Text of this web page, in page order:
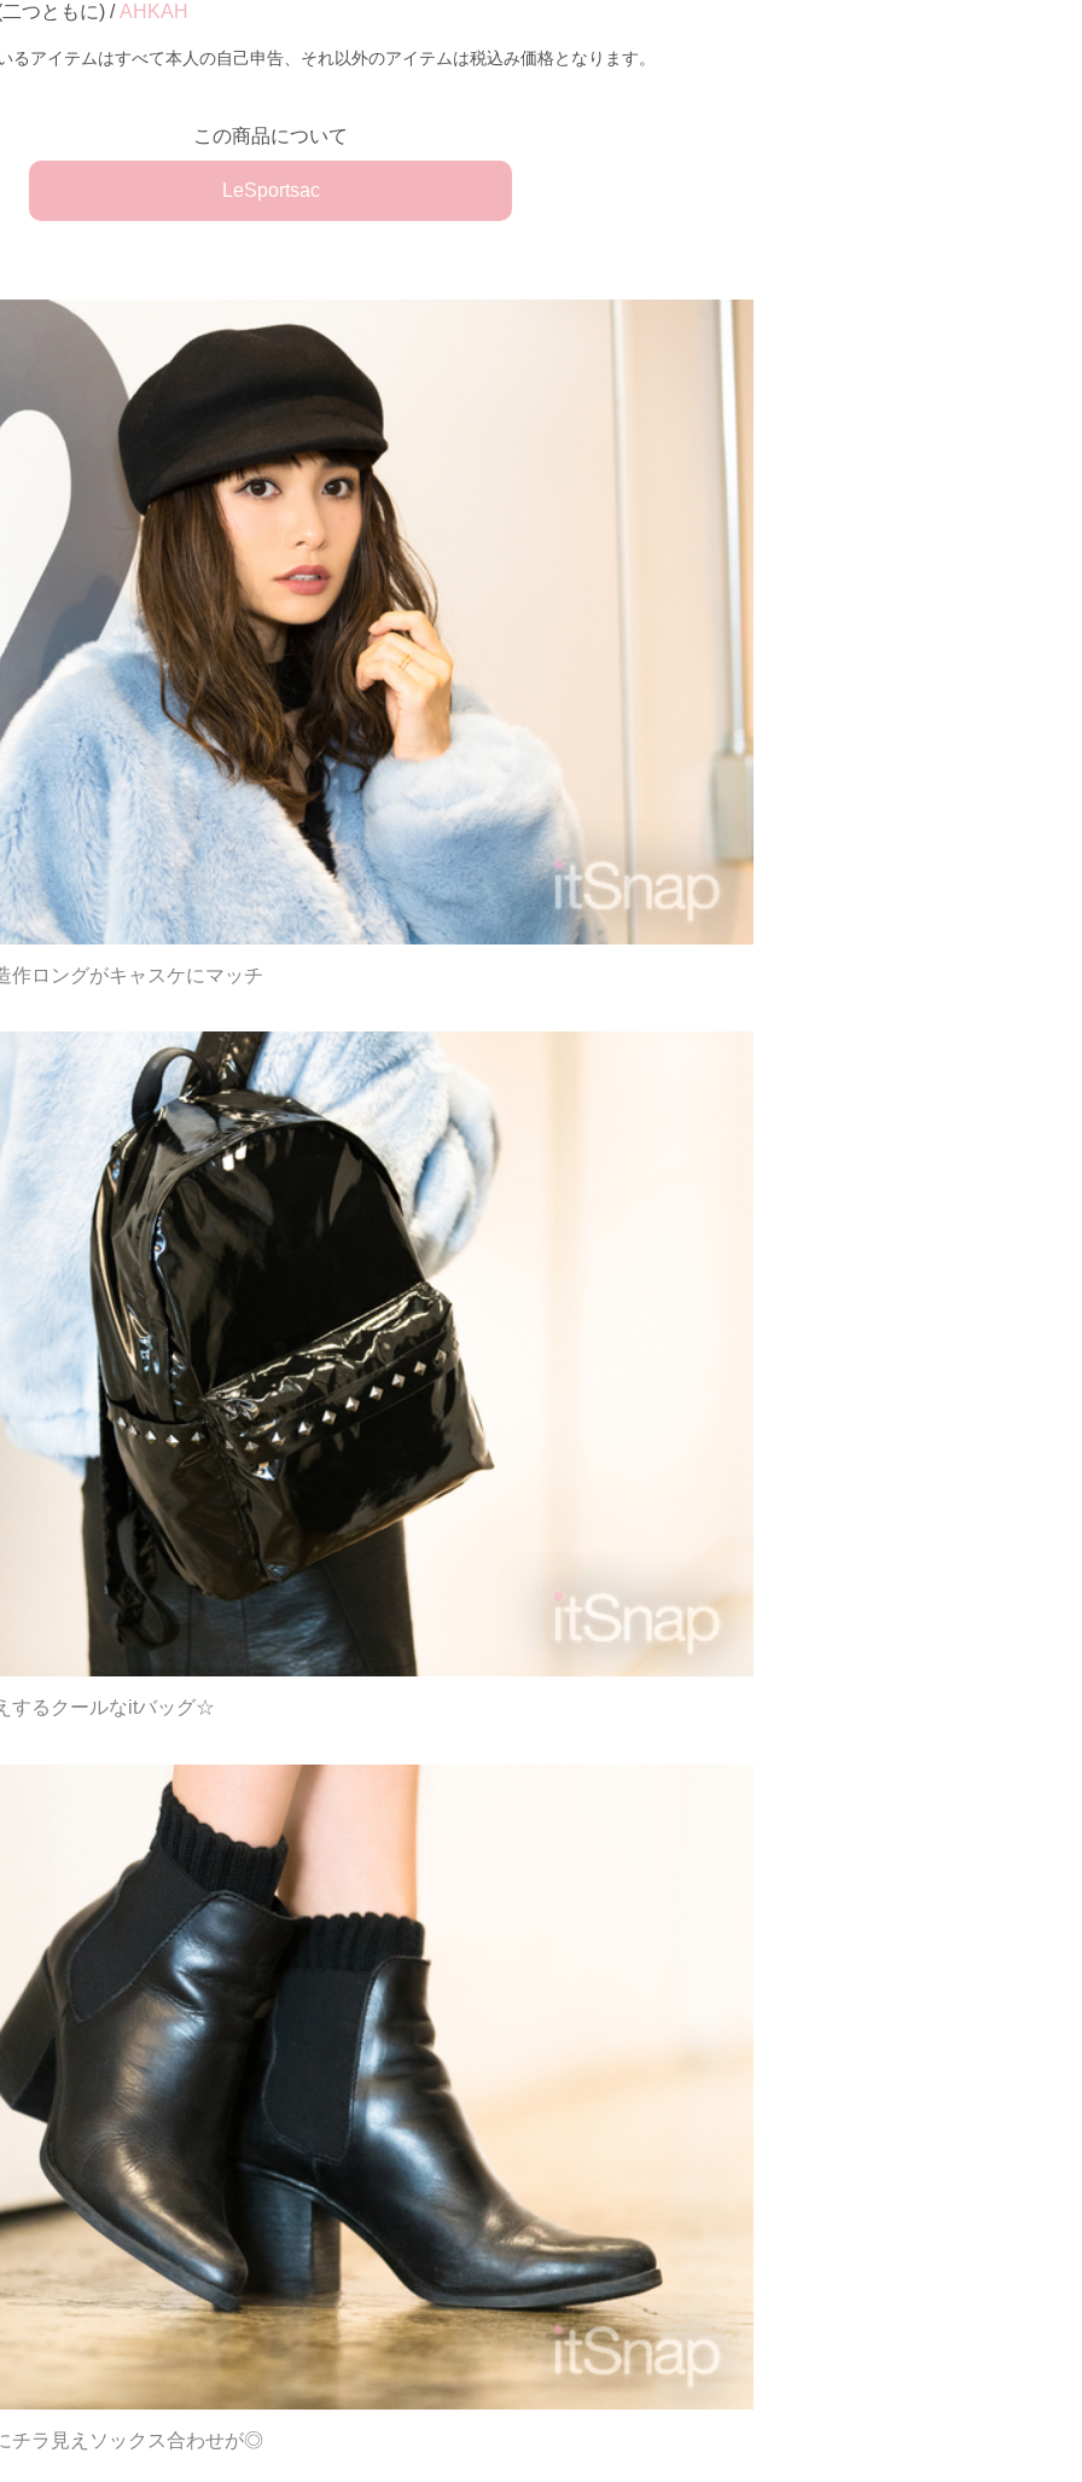
つともに) /AHKAH
るアイテムはすべて本人の自己申告、それ以外のアイテムは税込み価格となります。
この商品について
LeSportsac
作ロングがキャスケにマッチ
するクールなitバッグ☆
チラ見えソックス合わせが◎